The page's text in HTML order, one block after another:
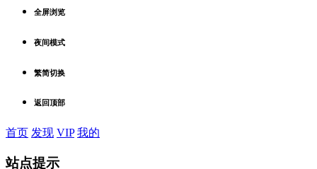
全屏浏览
夜间模式
繁简切换
返回顶部
首页 发现 VIP 我的
站点提示